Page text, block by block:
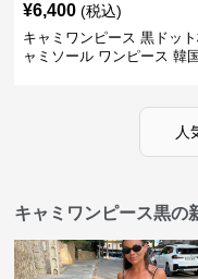
¥6,400 (税込)
キャミワンピース 黒ドッ
ャミソール ワンピース 韓
人
キャミワンピース黒の